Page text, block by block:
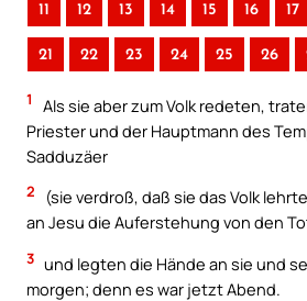
11 12 13 14 15 16 17
21 22 23 24 25 26
1
Als sie aber zum Volk redeten,
Priester und der Hauptmann des
Sadduzäer
2
(sie verdroß, daß sie das Volk
an Jesu die Auferstehung von den
3 und legten die Hände an sie und
morgen; denn es war jetzt Abend.